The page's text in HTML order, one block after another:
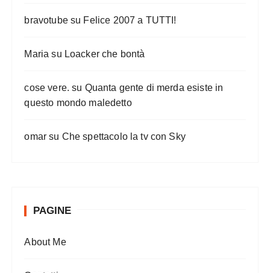
bravotubesu Felice 2007 a TUTTI!
Maria su Loacker che bontà
cose vere. su Quanta gente di merda esiste in
questo mondo maledetto
omar su Che spettacolo la tv con Sky
PAGINE
About Me